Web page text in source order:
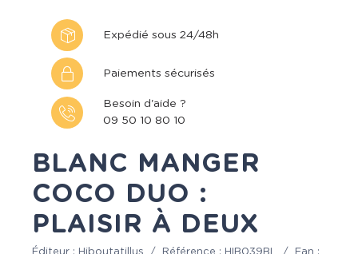
Expédié sous 24/48h
Paiements sécurisés
Besoin d'aide ?
09 50 10 80 10
BLANC MANGER
COCO DUO :
PLAISIR À DEUX